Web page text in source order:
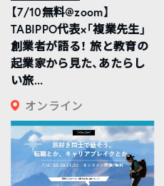
【7/10無料@zoom】
TABIPPO代表×「複業先生」
創業者が語る！ 旅と教育の
起業家から見た、あたらし
い旅...
オンライン